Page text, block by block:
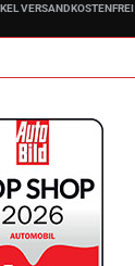
VERSANDKOSTENFREI